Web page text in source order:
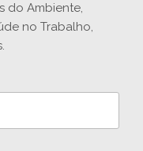
do Ambiente,
no Trabalho,